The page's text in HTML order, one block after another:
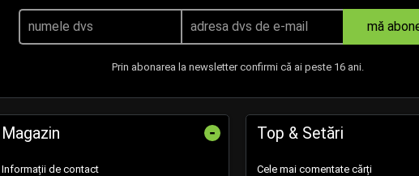
mă
Prin abonarea la newsletter confirmi că ai peste 16 ani.
Magazin -
Informații de contact
Top & Setări
Cele mai comentate cărți